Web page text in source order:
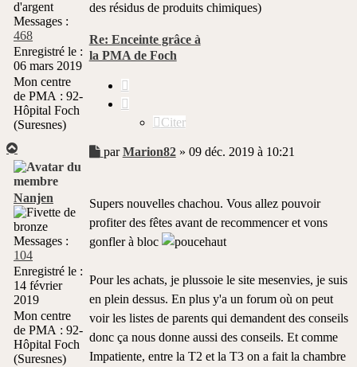
des résidus de produits chimiques)
Messages :
468
Enregistré le :
06 mars 2019
Mon centre
de PMA : 92-
Hôpital Foch
(Suresnes)
Re: Enceinte grâce à
la PMA de Foch
Citer
Message
parMarion82» 09 déc. 2019 à 10:21
Supers nouvelles chachou. Vous allez pouvoir
profiter des fêtes avant de recommencer et vons
gonfler à bloc
Pour les achats, je plussoie le site mesenvies, je suis
en plein dessus. En plus y'a un forum où on peut
voir les listes de parents qui demandent des conseils
donc ça nous donne aussi des conseils. Et comme
Impatiente, entre la T2 et la T3 on a fait la chambre
Haut
Nanjen
Messages :
104
Enregistré le :
14 février
2019
Mon centre
de PMA : 92-
Hôpital Foch
(Suresnes)